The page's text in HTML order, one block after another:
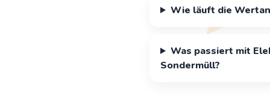
Wie läuft die
Was passiert mit
Sondermüll?